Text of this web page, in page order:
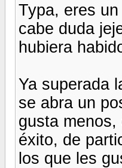
Typa, eres
cabe duda
hubiera
Ya superada
se abra un
gusta
éxito, de
los que les